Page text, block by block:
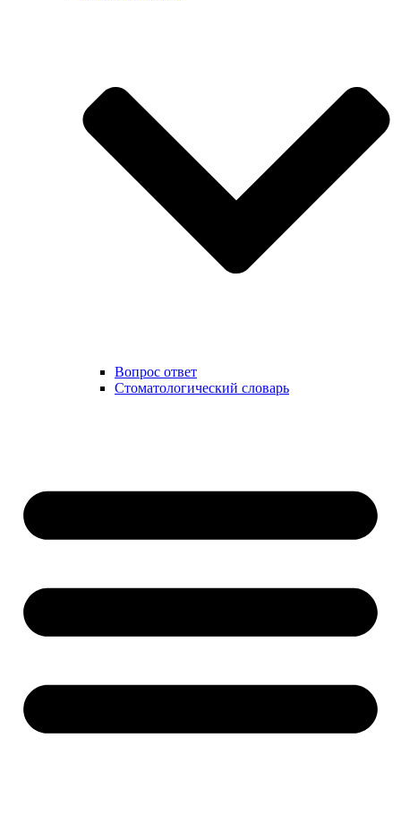
Вопрос ответ
Стоматологический словарь